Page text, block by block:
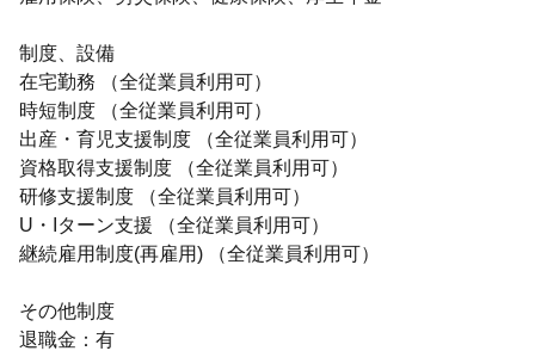
制度、設備
在宅勤務 （全従業員利用可）
時短制度 （全従業員利用可）
出産・育児支援制度 （全従業員利用可）
資格取得支援制度 （全従業員利用可）
研修支援制度 （全従業員利用可）
U・Iターン支援 （全従業員利用可）
継続雇用制度(再雇用) （全従業員利用可）
その他制度
退職金：有